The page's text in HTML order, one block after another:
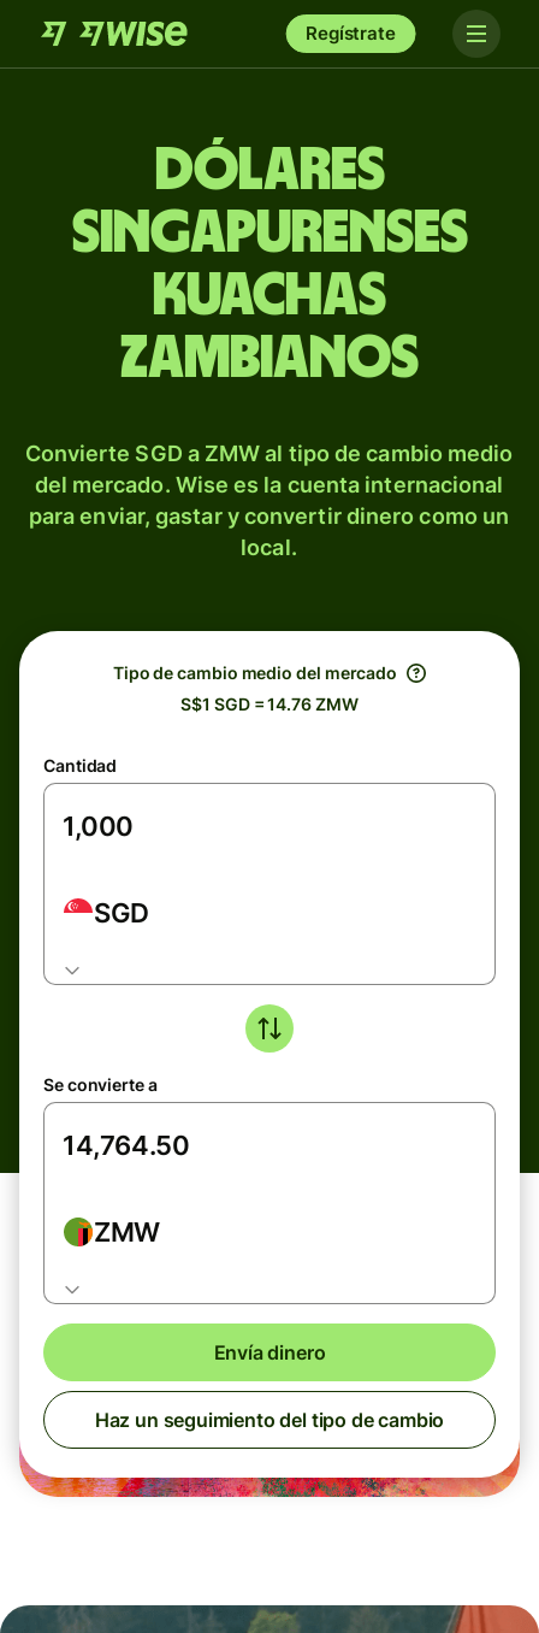
Regístrate
Dólares
singapurenses
kuachas
zambianos
Convierte SGD a ZMW al tipo de cambio medio
del mercado. Wise es la cuenta internacional
para enviar, gastar y convertir dinero como un
local.
Tipo de cambio medio del mercado
S$1 SGD = 14.76 ZMW
Cantidad
SGD
Se convierte a
ZMW
Envía dinero
Haz un seguimiento del tipo de cambio